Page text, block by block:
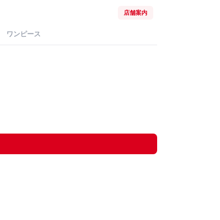
店舗案内
ワンピース